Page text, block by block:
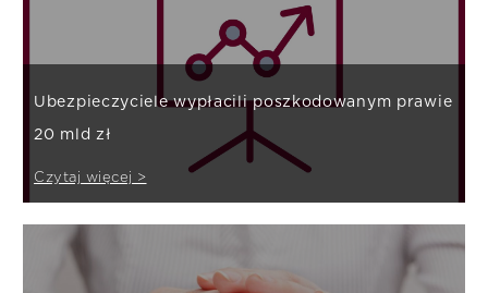
Ubezpieczyciele wypłacili poszkodowanym prawie
20 mld zł
Czytaj więcej >